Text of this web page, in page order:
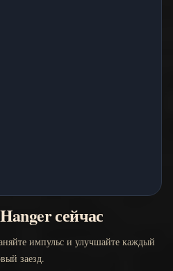
сейчас
импульс и улучшайте каждый
заезд.